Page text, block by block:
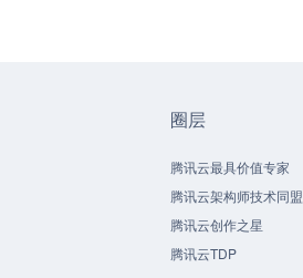
圈层
腾讯云最具价值专家
腾讯云架构师技术同盟
腾讯云创作之星
腾讯云TDP